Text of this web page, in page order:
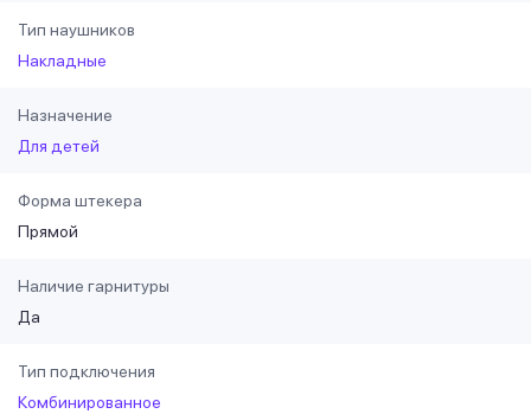
Тип наушников
Накладные
Назначение
Для детей
Форма штекера
Прямой
Наличие гарнитуры
Да
Тип подключения
Комбинированное